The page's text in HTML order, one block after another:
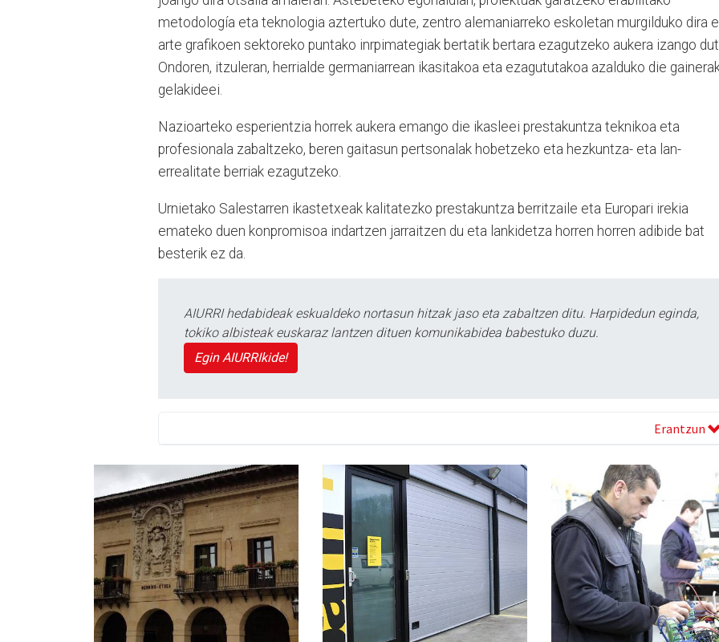
metodología eta teknologia aztertuko dute, zentro alemaniarreko eskoletan murgilduko dira
arte grafikoen sektoreko puntako inrpimategiak bertatik bertara ezagutzeko aukera izango
Ondoren, itzuleran, herrialde germaniarrean ikasitakoa eta ezagututakoa azalduko die
gelakideei.
Nazioarteko esperientzia horrek aukera emango die ikasleei prestakuntza teknikoa eta
profesionala zabaltzeko, beren gaitasun pertsonalak hobetzeko eta hezkuntza- eta lan-
errealitate berriak ezagutzeko.
Urnietako Salestarren ikastetxeak kalitatezko prestakuntza berritzaile eta Europari irekia
emateko duen konpromisoa indartzen jarraitzen du eta lankidetza horren horren adibide bat
besterik ez da.
AIURRI hedabideak eskualdeko nortasun hitzak jaso eta zabaltzen ditu. Harpidedun eginda,
tokiko albisteak euskaraz lantzen dituen komunikabidea babestuko duzu.
Egin AIURRIkide!
Erantzun